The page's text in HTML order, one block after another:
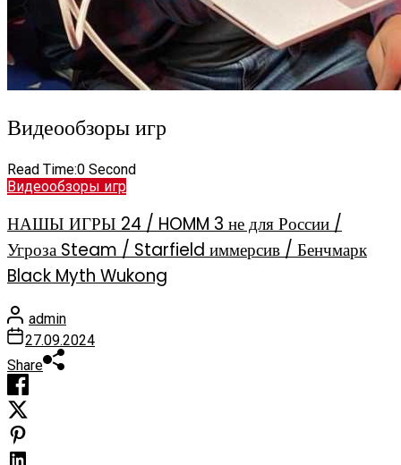
Видеообзоры игр
Read Time:0 Second
Видеообзоры игр
НАШЫ ИГРЫ 24 / HOMM 3 не для России /
Угроза Steam / Starfield иммерсив / Бенчмарк
Black Myth Wukong
admin
27.09.2024
Share